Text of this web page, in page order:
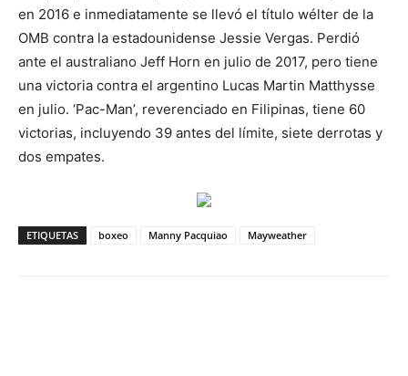
en 2016 e inmediatamente se llevó el título wélter de la
OMB contra la estadounidense Jessie Vergas. Perdió
ante el australiano Jeff Horn en julio de 2017, pero tiene
una victoria contra el argentino Lucas Martin Matthysse
en julio. ‘Pac-Man’, reverenciado en Filipinas, tiene 60
victorias, incluyendo 39 antes del límite, siete derrotas y
dos empates.
ETIQUETAS boxeo Manny Pacquiao Mayweather